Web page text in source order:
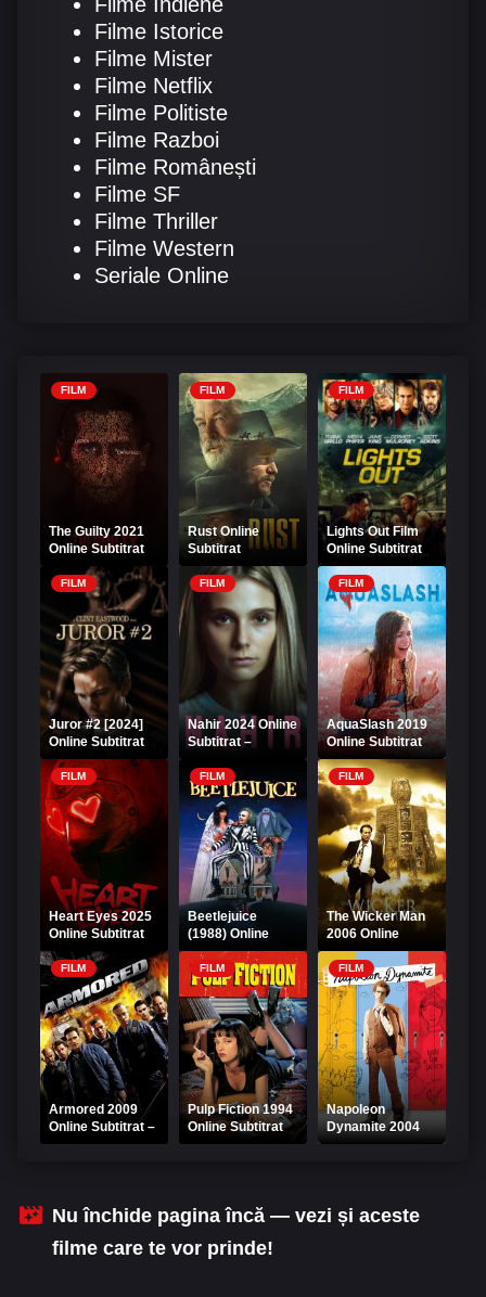
Filme Istorice
Filme Mister
Filme Netflix
Filme Politiste
Filme Razboi
Filme Românești
Filme SF
Filme Thriller
Filme Western
Seriale Online
FILM
The Guilty 2021
Online Subtitrat
FILM
Rust Online
Subtitrat
FILM
Lights Out Film
Online Subtitrat
FILM
Juror #2 [2024]
Online Subtitrat
FILM
Nahir 2024 Online
Subtitrat –
șochează HD
FILM
AquaSlash 2019
Online Subtitrat
FILM
Heart Eyes 2025
Online Subtitrat
FILM
Beetlejuice
(1988) Online
Subtitrat – Viață
de stafie
FILM
The Wicker Man
2006 Online
Subtitrat
FILM
Armored 2009
Online Subtitrat –
Transport blindat
FILM
Pulp Fiction 1994
Online Subtitrat
HD
FILM
Napoleon
Dynamite 2004
Online Subtitrat
Nu închide pagina încă — vezi și aceste
filme care te vor prinde!